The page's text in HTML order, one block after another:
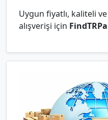
Uygun fiyatlı, kaliteli
alışverişi için